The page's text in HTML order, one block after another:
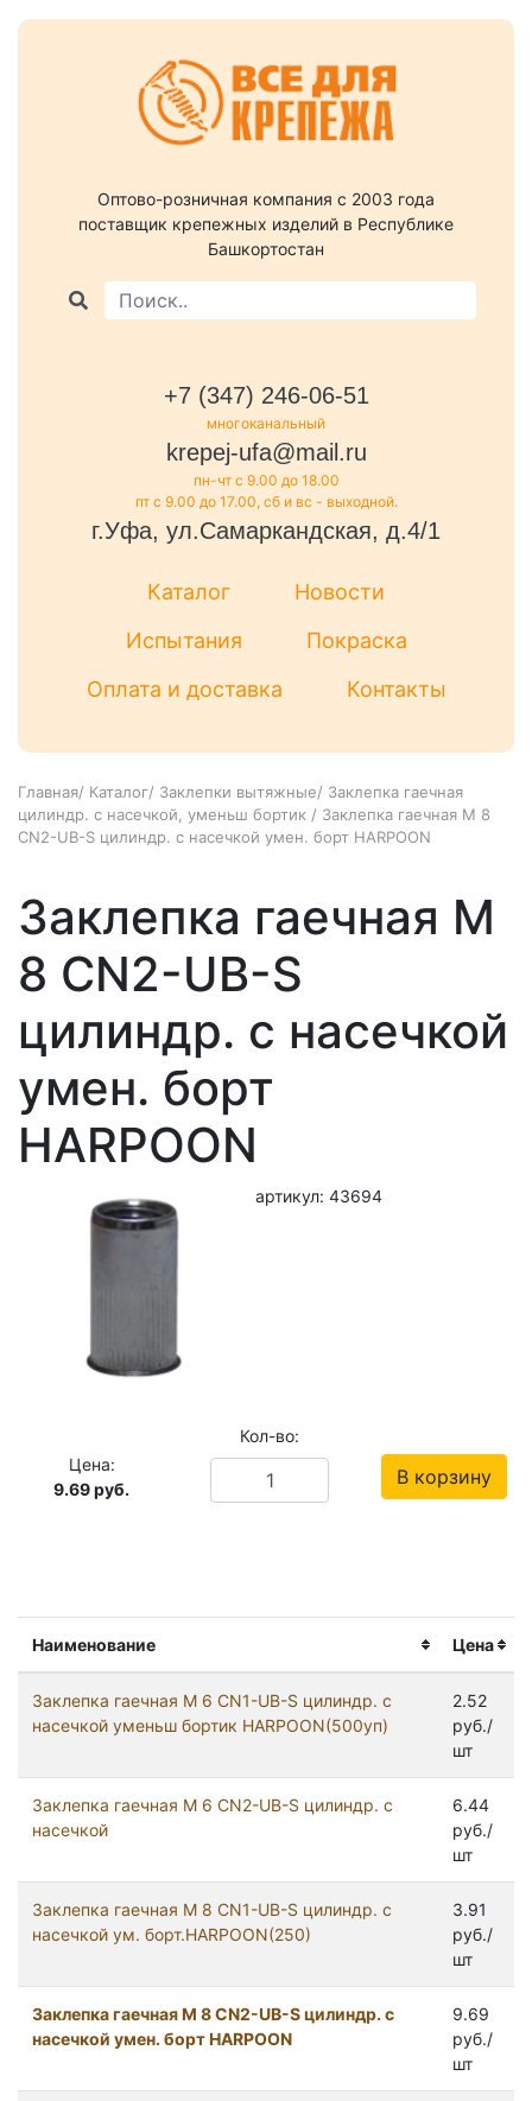
Оптово-розничная компания c 2003 года
поставщик крепежных изделий в Республике
Башкортостан
+7 (347) 246-06-51
многоканальный
krepej-ufa@mail.ru
пн-чт с 9.00 до 18.00
пт с 9.00 до 17.00, сб и вс - выходной.
г.Уфа, ул.Самаркандская, д.4/1
Каталог
Новости
Испытания
Покраска
Оплата и доставка
Контакты
Главная/ Каталог/ Заклепки вытяжные/ Заклепка гаечная
цилиндр. с насечкой, уменьш бортик / Заклепка гаечная М 8
CN2-UB-S цилиндр. с насечкой умен. борт HARPOON
Наименование Цена
Заклепка гаечная М 6 CN1-UB-S цилиндр. с
насечкой уменьш бортик HARPOON(500уп)
2.52
руб./
шт
Заклепка гаечная М 6 CN2-UB-S цилиндр. с
насечкой
6.44
руб./
шт
Заклепка гаечная М 8 CN1-UB-S цилиндр. с
насечкой ум. борт.HARPOON(250)
3.91
руб./
шт
Заклепка гаечная М 8 CN2-UB-S цилиндр. с
насечкой умен. борт HARPOON
9.69
руб./
шт
Заклепка гаечная М
8 CN2-UB-S
цилиндр. с насечкой
умен. борт
HARPOON
артикул: 43694
Цена:
9.69руб.
Кол-во:
В корзину